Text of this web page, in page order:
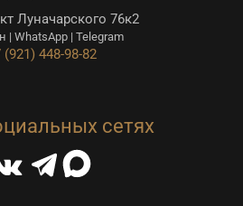
Луначарского 76к2
| WhatsApp | Telegram
(921) 448-98-82
сетях